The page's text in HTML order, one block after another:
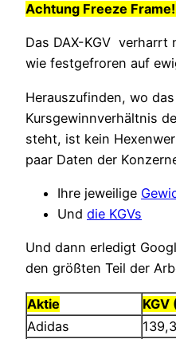
Achtung Freeze
Das DAX-KGV verharrt
wie festgefroren auf
Herauszufinden, wo
Kursgewinnverhältnis
steht, ist kein
paar Daten der
Ihre jeweilige
Und die KGVs
Und dann erledigt
den größten Teil der
Aktie KGV
Adidas